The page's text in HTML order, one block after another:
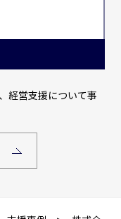
経営支援について事